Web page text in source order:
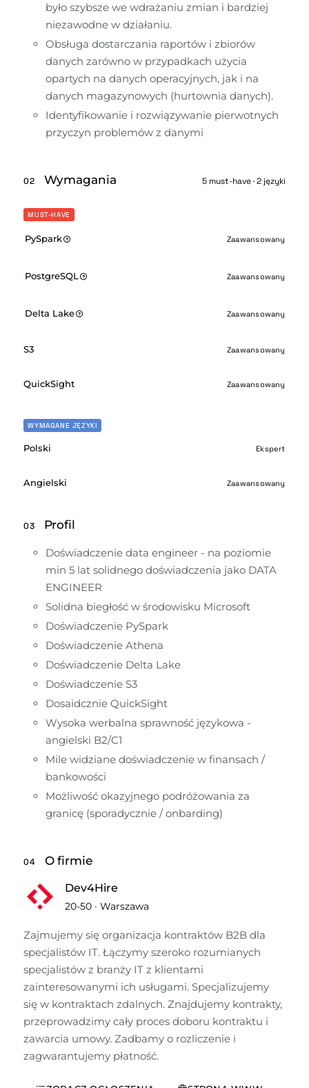
było szybsze we wdrażaniu zmian i bardziej
niezawodne w działaniu.
Obsługa dostarczania raportów i zbiorów
danych zarówno w przypadkach użycia
opartych na danych operacyjnych, jak i na
danych magazynowych (hurtownia danych).
Identyfikowanie i rozwiązywanie pierwotnych
przyczyn problemów z danymi
02 Wymagania 5 must-have · 2 języki
MUST-HAVE
PySpark Zaawansowany
PostgreSQL Zaawansowany
Delta Lake Zaawansowany
S3 Zaawansowany
QuickSight Zaawansowany
WYMAGANE JĘZYKI
Polski Ekspert
Angielski Zaawansowany
03 Profil
Doświadczenie data engineer - na poziomie
min 5 lat solidnego doświadczenia jako DATA
ENGINEER
Solidna biegłość w środowisku Microsoft
Doświadczenie PySpark
Doświadczenie Athena
Doświadczenie Delta Lake
Doświadczenie S3
Dosaidcznie QuickSight
Wysoka werbalna sprawność językowa -
angielski B2/C1
Mile widziane doświadczenie w finansach /
bankowości
Możliwość okazyjnego podróżowania za
granicę (sporadycznie / onbarding)
04 O firmie
Dev4Hire
20-50 ·Warszawa
Zajmujemy się organizacja kontraktów B2B dla
specjalistów IT. Łączymy szeroko rozumianych
specjalistów z branży IT z klientami
zainteresowanymi ich usługami. Specjalizujemy
się w kontraktach zdalnych. Znajdujemy kontrakty,
przeprowadzimy cały proces doboru kontraktu i
zawarcia umowy. Zadbamy o rozliczenie i
zagwarantujemy płatność.